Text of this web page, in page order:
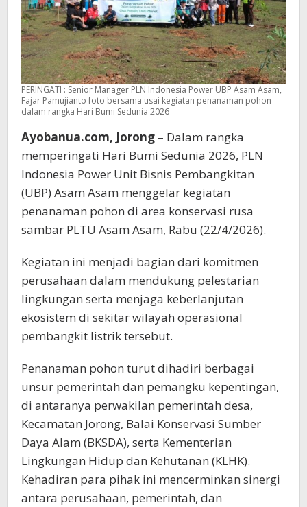
PERINGATI : Senior Manager PLN Indonesia Power UBP Asam Asam,
Fajar Pamujianto foto bersama usai kegiatan penanaman pohon
dalam rangka Hari Bumi Sedunia 2026
Ayobanua.com, Jorong – Dalam rangka
memperingati Hari Bumi Sedunia 2026, PLN
Indonesia Power Unit Bisnis Pembangkitan
(UBP) Asam Asam menggelar kegiatan
penanaman pohon di area konservasi rusa
sambar PLTU Asam Asam, Rabu (22/4/2026).
Kegiatan ini menjadi bagian dari komitmen
perusahaan dalam mendukung pelestarian
lingkungan serta menjaga keberlanjutan
ekosistem di sekitar wilayah operasional
pembangkit listrik tersebut.
Penanaman pohon turut dihadiri berbagai
unsur pemerintah dan pemangku kepentingan,
di antaranya perwakilan pemerintah desa,
Kecamatan Jorong, Balai Konservasi Sumber
Daya Alam (BKSDA), serta Kementerian
Lingkungan Hidup dan Kehutanan (KLHK).
Kehadiran para pihak ini mencerminkan sinergi
antara perusahaan, pemerintah, dan